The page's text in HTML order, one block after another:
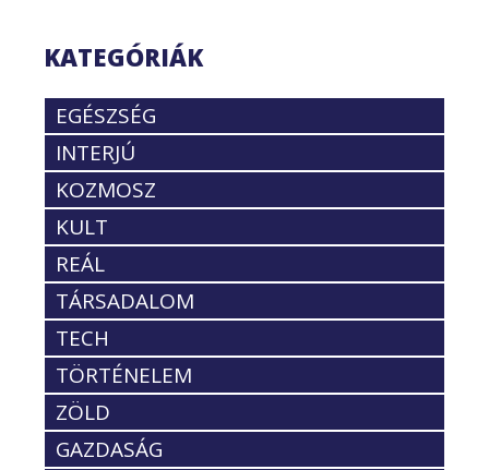
KATEGÓRIÁK
EGÉSZSÉG
INTERJÚ
KOZMOSZ
KULT
REÁL
TÁRSADALOM
TECH
TÖRTÉNELEM
ZÖLD
GAZDASÁG